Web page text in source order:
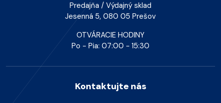
Predajňa / Výdajný sklad
Jesenná 5, 080 05 Prešov
OTVÁRACIE HODINY
Po - Pia: 07:00 - 15:30
Kontaktujte nás